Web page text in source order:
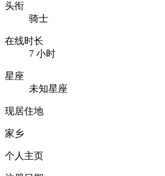
头衔
骑士
在线时长
7 小时
星座
未知星座
现居住地
家乡
个人主页